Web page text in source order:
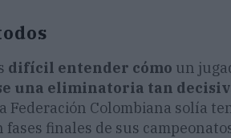
difícil entender cómo un
una eliminatoria tan
Federación Colombiana solía
finales de sus